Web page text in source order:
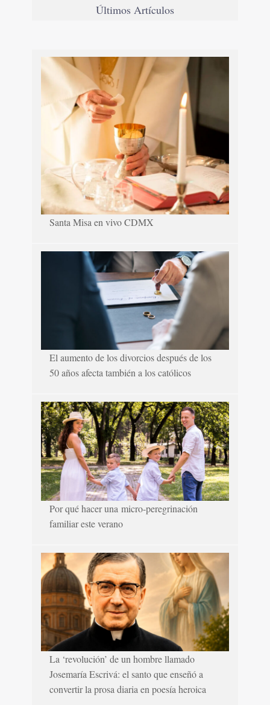
Últimos Artículos
Santa Misa en vivo CDMX
El aumento de los divorcios después de los
50 años afecta también a los católicos
Por qué hacer una micro-peregrinación
familiar este verano
La ‘revolución’ de un hombre llamado
Josemaría Escrivá: el santo que enseñó a
convertir la prosa diaria en poesía heroica